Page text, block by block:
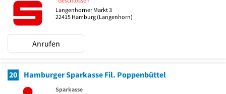
Langenhorner Markt 3
22415 Hamburg (Langenhorn)
Anrufen
20 Hamburger Sparkasse Fil. Poppenbüttel
Sparkasse